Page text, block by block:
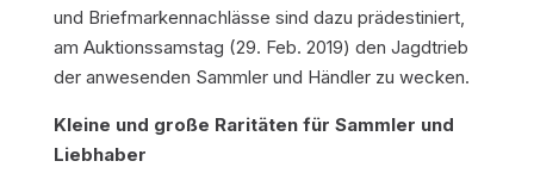
und Briefmarkennachlässe sind dazu prädestiniert,
am Auktionssamstag (29. Feb. 2019) den Jagdtrieb
der anwesenden Sammler und Händler zu wecken.
Kleine und große Raritäten für Sammler und
Liebhaber